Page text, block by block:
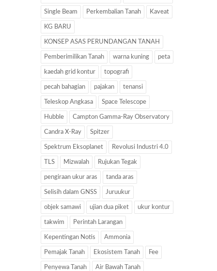
Single Beam Perkembalian Tanah Kaveat
KG BARU
KONSEP ASAS PERUNDANGAN TANAH
Pemberimilikan Tanah warna kuning peta
kaedah grid kontur topografi
pecah bahagian pajakan tenansi
Teleskop Angkasa Space Telescope
Hubble Campton Gamma-Ray Observatory
Candra X-Ray Spitzer
Spektrum Eksoplanet Revolusi Industri 4.0
TLS Mizwalah Rujukan Tegak
pengiraan ukur aras tanda aras
Selisih dalam GNSS Juruukur
objek samawi ujian dua piket ukur kontur
takwim Perintah Larangan
Kepentingan Notis Ammonia
Pemajak Tanah Ekosistem Tanah Fee
Penyewa Tanah Air Bawah Tanah